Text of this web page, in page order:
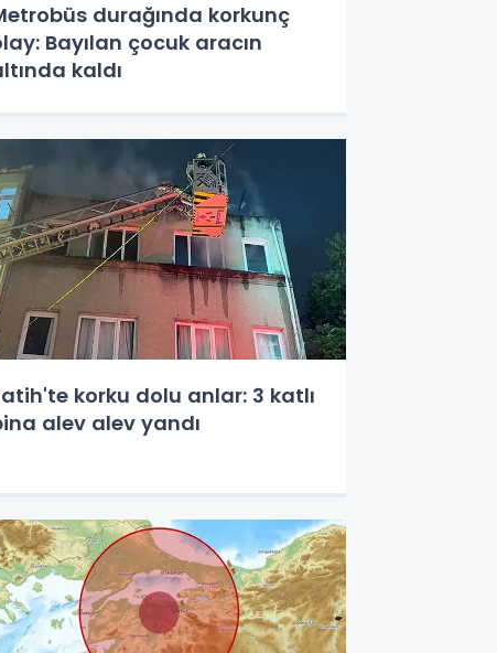
durağında korkunç
Bayılan çocuk aracın
kaldı
korku dolu anlar: 3 katlı
alev alev yandı